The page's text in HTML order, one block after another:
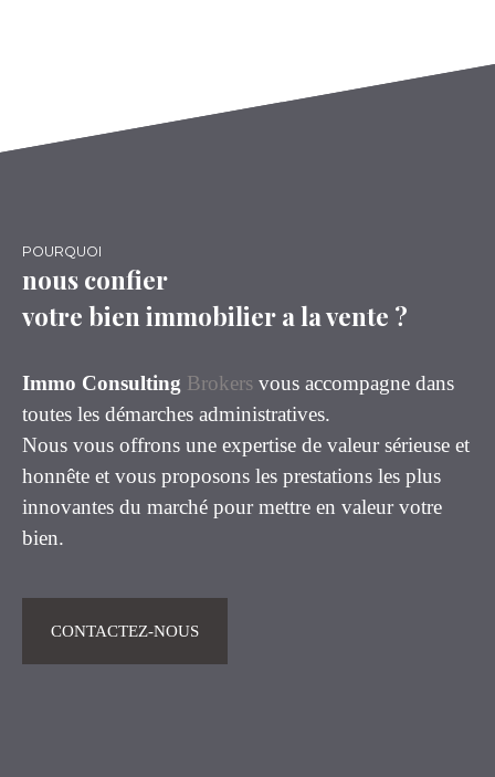
POURQUOI
nous confier
votre bien immobilier a la vente ?
Immo Consulting Brokers vous accompagne dans
toutes les démarches administratives.
Nous vous offrons une expertise de valeur sérieuse et
honnête et vous proposons les prestations les plus
innovantes du marché pour mettre en valeur votre
bien.
CONTACTEZ-NOUS